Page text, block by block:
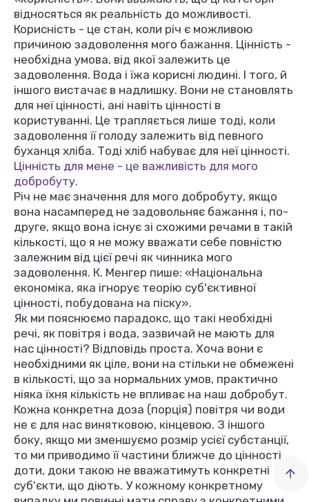
відносяться як реальність до можливості.
Корисність - це стан, коли річ є можливою
причиною задоволення мого бажання. Цінність -
необхідна умова, від якої залежить це
задоволення. Вода і їжа корисні людині. І того, й
іншого вистачає в надлишку. Вони не становлять
для неї цінності, ані навіть цінності в
користуванні. Це трапляється лише тоді, коли
задоволення її голоду залежить від певного
буханця хліба. Тоді хліб набуває для неї цінності.
Цінність для мене - це важливість для мого
добробуту.
Річ не має значення для мого добробуту, якщо
вона насамперед не задовольняє бажання і, по-
друге, якщо вона існує зі схожими речами в такій
кількості, що я не можу вважати себе повністю
залежним від цієї речі як чинника мого
задоволення. К. Менгер пише: «Національна
економіка, яка ігнорує теорію суб'єктивної
цінності, побудована на піску».
Як ми пояснюємо парадокс, що такі необхідні
речі, як повітря і вода, зазвичай не мають для
нас цінності? Відповідь проста. Хоча вони є
необхідними як ціле, вони на стільки не обмежені
в кількості, що за нормальних умов, практично
ніяка їхня кількість не впливає на наш добробут.
Кожна конкретна доза (порція) повітря чи води
не є для нас винятковою, кінцевою. З іншого
боку, якщо ми зменшуємо розмір усієї субстанції,
то ми приводимо її частини ближче до цінності
доти, доки такою не вважатимуть конкретні
суб'єкти, що діють. У кожному конкретному